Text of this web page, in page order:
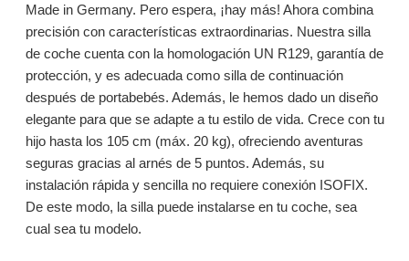
Made in Germany. Pero espera, ¡hay más! Ahora combina
precisión con características extraordinarias. Nuestra silla
de coche cuenta con la homologación UN R129, garantía de
protección, y es adecuada como silla de continuación
después de portabebés. Además, le hemos dado un diseño
elegante para que se adapte a tu estilo de vida. Crece con tu
hijo hasta los 105 cm (máx. 20 kg), ofreciendo aventuras
seguras gracias al arnés de 5 puntos. Además, su
instalación rápida y sencilla no requiere conexión ISOFIX.
De este modo, la silla puede instalarse en tu coche, sea
cual sea tu modelo.